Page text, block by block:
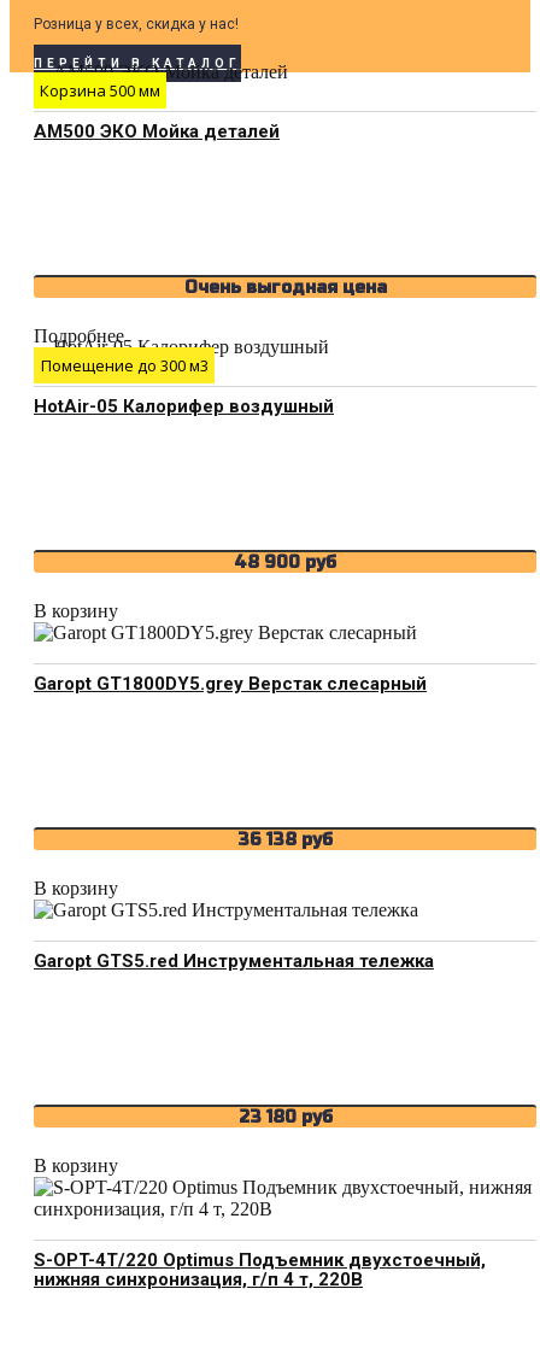
Розница у всех, скидка у нас!
ПЕРЕЙТИ В КАТАЛОГ
Корзина 500 мм
АМ500 ЭКО Мойка деталей
Очень выгодная цена
Подробнее
Помещение до 300 м3
HotAir-05 Калорифер воздушный
48 900 руб
В корзину
Garopt GT1800DY5.grey Верстак слесарный
36 138 руб
В корзину
Garopt GTS5.red Инструментальная тележка
23 180 руб
В корзину
S-OPT-4T/220 Optimus Подъемник двухстоечный,
нижняя синхронизация, г/п 4 т, 220В